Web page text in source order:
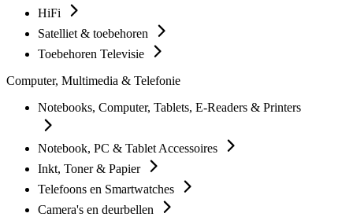
HiFi
Satelliet & toebehoren
Toebehoren Televisie
Computer, Multimedia & Telefonie
Notebooks, Computer, Tablets, E-Readers & Printers
Notebook, PC & Tablet Accessoires
Inkt, Toner & Papier
Telefoons en Smartwatches
Camera's en deurbellen